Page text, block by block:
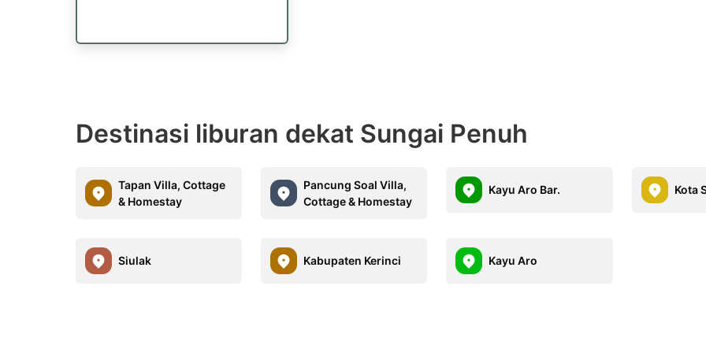
Destinasi liburan dekat Sungai Penuh
Tapan Villa, Cottage
& Homestay
Pancung Soal Villa,
Cottage & Homestay
Kayu Aro Bar. Kota
Siulak Kabupaten Kerinci Kayu Aro